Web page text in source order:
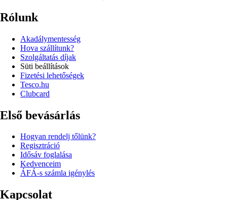
Rólunk
Akadálymentesség
Hova szállítunk?
Szolgáltatás díjak
Süti beállítások
Fizetési lehetőségek
Tesco.hu
Clubcard
Első bevásárlás
Hogyan rendelj tőlünk?
Regisztráció
Idősáv foglalása
Kedvenceim
ÁFÁ-s számla igénylés
Kapcsolat